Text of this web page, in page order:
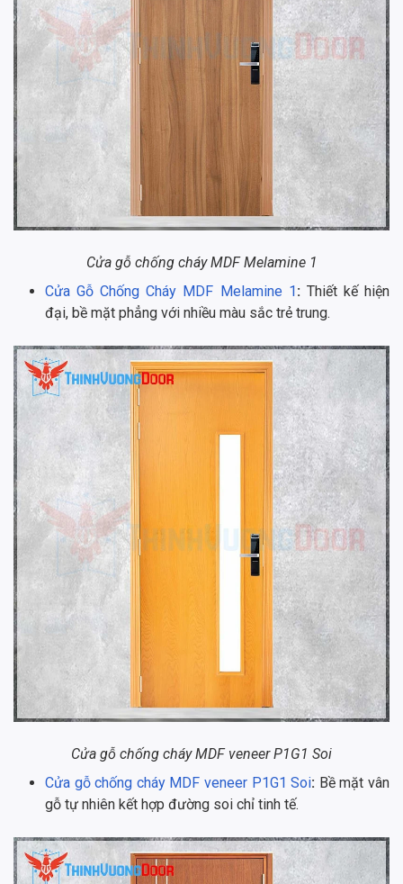
Cửa gỗ chống cháy MDF Melamine 1
Cửa Gỗ Chống Cháy MDF Melamine 1: Thiết kế hiện
đại, bề mặt phẳng với nhiều màu sắc trẻ trung.
Cửa gỗ chống cháy MDF veneer P1G1 Soi
Cửa gỗ chống cháy MDF veneer P1G1 Soi: Bề mặt vân
gỗ tự nhiên kết hợp đường soi chỉ tinh tế.